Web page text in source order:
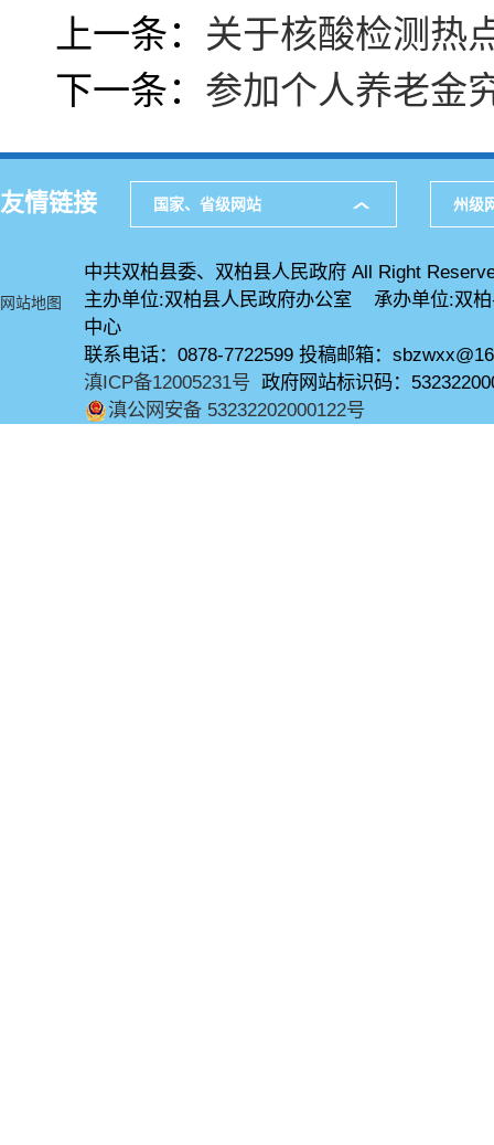
上一条： 关于核酸检测热
下一条： 参加个人养老金
友情链接 国家、省级网站 州级
网站地图
中共双柏县委、双柏县人民政府 All Right
主办单位:双柏县人民政府办公室 承办单位:双
中心
联系电话：0878-7722599 投稿邮箱：
滇ICP备12005231号 政府网站标识码：
滇公网安备 53232202000122号